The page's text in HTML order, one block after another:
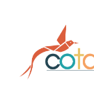
contenu